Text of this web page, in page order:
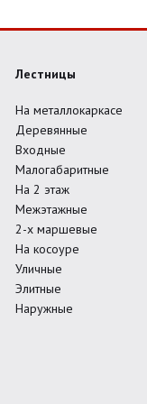
Лестницы
На металлокаркасе
Деревянные
Входные
Малогабаритные
На 2 этаж
Межэтажные
2-х маршевые
На косоуре
Уличные
Элитные
Наружные